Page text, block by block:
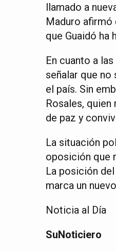
llamado a
Maduro afirmó
que Guaidó ha
En cuanto a
señalar que
el país. Sin
Rosales,
de paz y
La situación
oposición que
La posición
marca un
Noticia al Día
SuNoticiero